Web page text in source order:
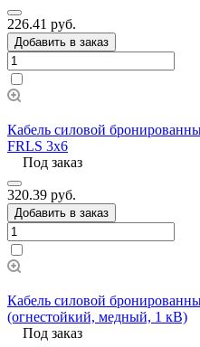
226.41 руб.
Добавить в заказ
Кабель силовой
FRLS 3х6
Под заказ
320.39 руб.
Добавить в заказ
Кабель силовой
(огнестойкий, медный, 1 кВ)
Под заказ